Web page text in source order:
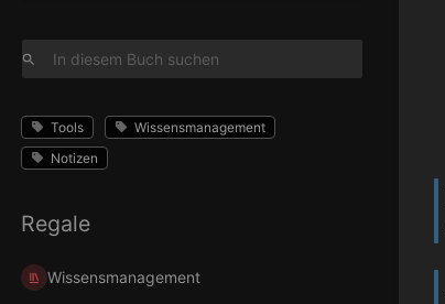
Tools
Wissensmanagement
Notizen
Regale
Wissensmanagement